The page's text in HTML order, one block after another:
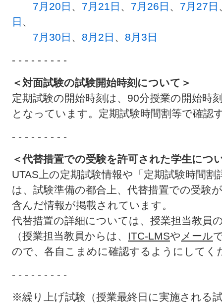
7月20日 、 7月21日 、 7月26日 、 7月27日
日 、
7月30日 、 8月2日 、 8月3日
- - - - - - - - -
＜対面試験の試験開始時刻について＞
定期試験の開始時刻は、90分授業の開始時
となっています。定期試験時間割等で確認
- - - - - - - - -
＜代替措置での受験を許可された学生につ
UTAS上の定期試験情報や「定期試験時間割
は、試験準備の都合上、代替措置での受験
含んだ情報が掲載されています。
代替措置の詳細については、授業担当教員
（授業担当教員からは、 ITC-LMSや メール
ので、各自こまめに確認するようにしてく
- - - - - - - - -
※繰り上げ試験（授業最終日に実施される